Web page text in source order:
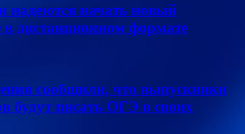
надеются начать новый
в дистанционном формате
сообщили, что выпускники
будут писать ОГЭ в своих